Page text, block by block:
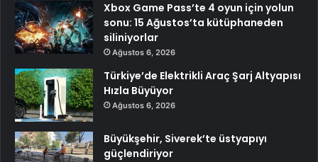
Xbox Game Pass’te 4 oyun için yolun
sonu: 15 Ağustos’ta kütüphaneden
siliniyorlar
Ağustos 6, 2026
Türkiye’de Elektrikli Araç Şarj Altyapısı
Hızla Büyüyor
Ağustos 6, 2026
Büyükşehir, Siverek’te üstyapıyı
güçlendiriyor